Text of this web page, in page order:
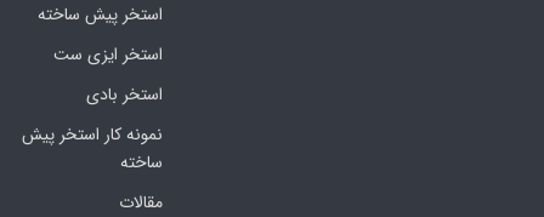
استخر پیش ساخته
استخر ایزی ست
استخر بادی
نمونه کار استخر پیش
ساخته
مقالات